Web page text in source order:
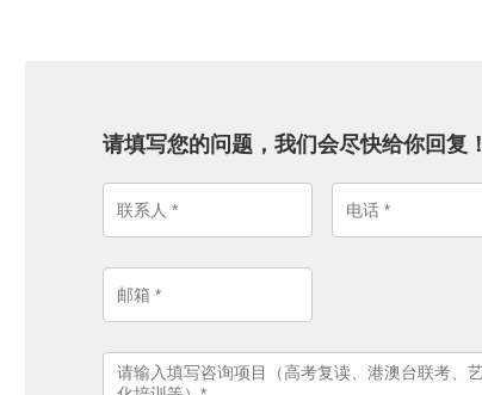
请填写您的问题，我们会尽快给你回复！